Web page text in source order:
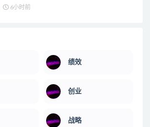
6小时前
绩效
创业
战略